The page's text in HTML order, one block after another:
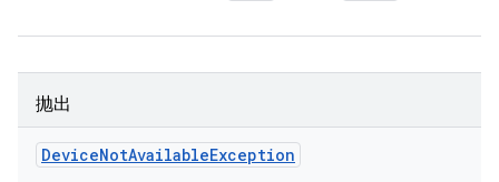
抛出
DeviceNotAvailableException